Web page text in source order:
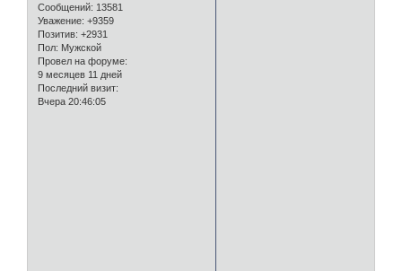
Сообщений: 13581
Уважение: +9359
Позитив: +2931
Пол: Мужской
Провел на форуме:
9 месяцев 11 дней
Последний визит:
Вчера 20:46:05